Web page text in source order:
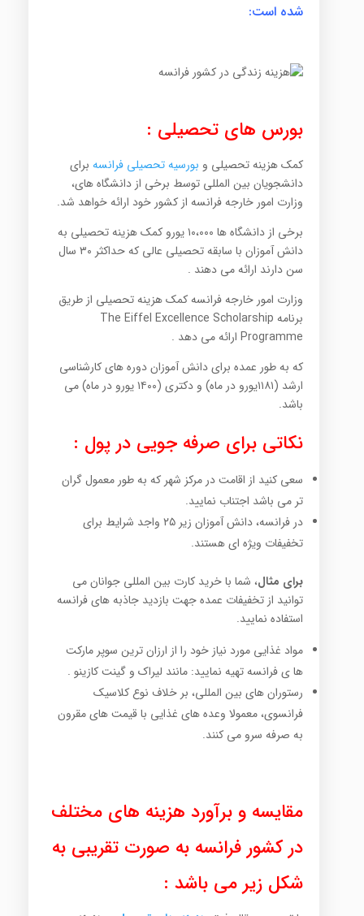
شده است:
بورس های تحصیلی :
کمک هزینه تحصیلی و بورسیه تحصیلی فرانسهبرای
دانشجویان بین المللی توسط برخی از دانشگاه های،
وزارت امور خارجه فرانسه از کشور خود ارائه خواهد شد.
برخی از دانشگاه ها ۱۰،۰۰۰ یورو کمک هزینه تحصیلی به
دانش آموزان با سابقه تحصیلی عالی که حداکثر ۳۰ سال
سن دارند ارائه می دهند .
وزارت امور خارجه فرانسه کمک هزینه تحصیلی از طریق
برنامه The Eiffel Excellence Scholarship
Programme ارائه می دهد .
که به طور عمده برای دانش آموزان دوره های کارشناسی
ارشد (۱۱۸۱یورو در ماه) و دکتری (۱۴۰۰ یورو در ماه) می
باشد.
نکاتی برای صرفه جویی در پول :
سعی کنید از اقامت در مرکز شهر که به طور معمول گران
تر می باشد اجتناب نمایید.
در فرانسه، دانش آموزان زیر ۲۵ واجد شرایط برای
تخفیفات ویژه ای هستند.
برای مثال، شما با خرید کارت بین المللی جوانان می
توانید از تخفیفات عمده جهت بازدید جاذبه های فرانسه
استفاده نمایید.
مواد غذایی مورد نیاز خود را از ارزان ترین سوپر مارکت
ها ی فرانسه تهیه نمایید: مانند لیراک و گینت کازینو .
رستوران های بین المللی، بر خلاف نوع کلاسیک
فرانسوی، معمولا وعده های غذایی با قیمت های مقرون
به صرفه سرو می کنند.
مقایسه و برآورد هزینه های مختلف
در کشور فرانسه به صورت تقریبی به
شکل زیر می باشد :